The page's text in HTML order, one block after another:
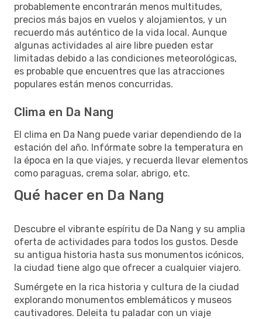
probablemente encontrarán menos multitudes,
precios más bajos en vuelos y alojamientos, y un
recuerdo más auténtico de la vida local. Aunque
algunas actividades al aire libre pueden estar
limitadas debido a las condiciones meteorológicas,
es probable que encuentres que las atracciones
populares están menos concurridas.
Clima en Da Nang
El clima en Da Nang puede variar dependiendo de la
estación del año. Infórmate sobre la temperatura en
la época en la que viajes, y recuerda llevar elementos
como paraguas, crema solar, abrigo, etc.
Qué hacer en Da Nang
Descubre el vibrante espíritu de Da Nang y su amplia
oferta de actividades para todos los gustos. Desde
su antigua historia hasta sus monumentos icónicos,
la ciudad tiene algo que ofrecer a cualquier viajero.
Sumérgete en la rica historia y cultura de la ciudad
explorando monumentos emblemáticos y museos
cautivadores. Deleita tu paladar con un viaje